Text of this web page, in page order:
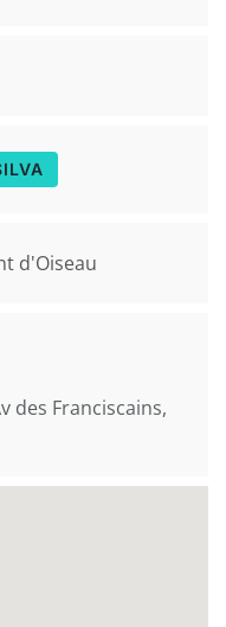
d'Oiseau
des Franciscains,